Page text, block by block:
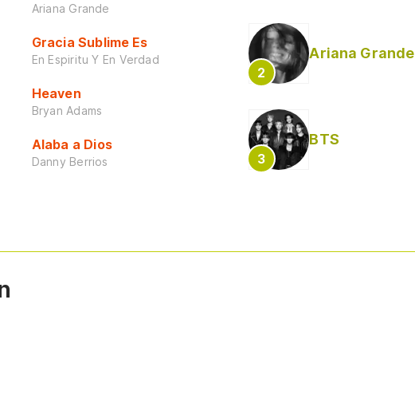
Ariana Grande
Gracia Sublime Es
En Espiritu Y En Verdad
Heaven
Bryan Adams
Alaba a Dios
Danny Berrios
Ariana Grande
BTS